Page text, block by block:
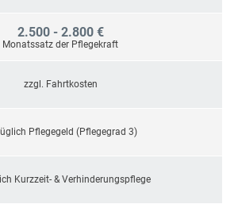
2.500 - 2.800 €
Monatssatz der Pflegekraft
zzgl. Fahrtkosten
Pflegegeld (Pflegegrad 3)
Kurzzeit- & Verhinderungspflege